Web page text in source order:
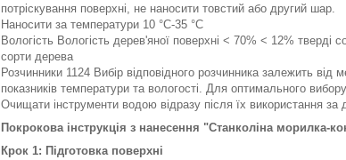
потріскування поверхні, не наносити товстий або другий шар.
Наносити за температури 10 °C-35 °C
Вологість Вологість дерев'яної поверхні < 70% < 12% тверді
сорти дерева
Розчинники 1124 Вибір відповідного розчинника залежить від
показників температури та вологості. Для оптимального
Очищати інструменти водою відразу після їх використання за
Покрокова інструкція з нанесення "Станколіна морилка-
Крок 1: Підготовка поверхні